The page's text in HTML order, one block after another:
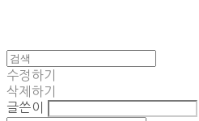
수정하기
삭제하기
글쓴이